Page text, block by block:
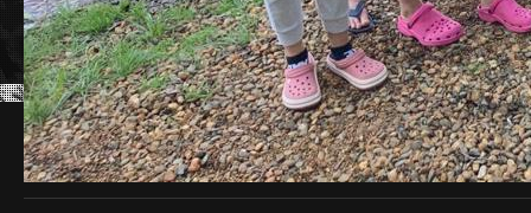
Doufáme, že se na stránkách budete jednoduše
orientovat a naleznete vše potřebné.
V této sekci se
a jeho úspěšných
kanoistiky.
/ Sponzoři 2013